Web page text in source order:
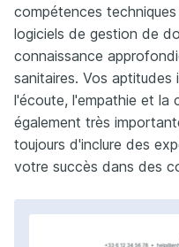
compétences
logiciels de gestion de
connaissance
sanitaires. Vos aptitudes
l'écoute, l'empathie et la
également très
toujours d'inclure des
votre succès dans des